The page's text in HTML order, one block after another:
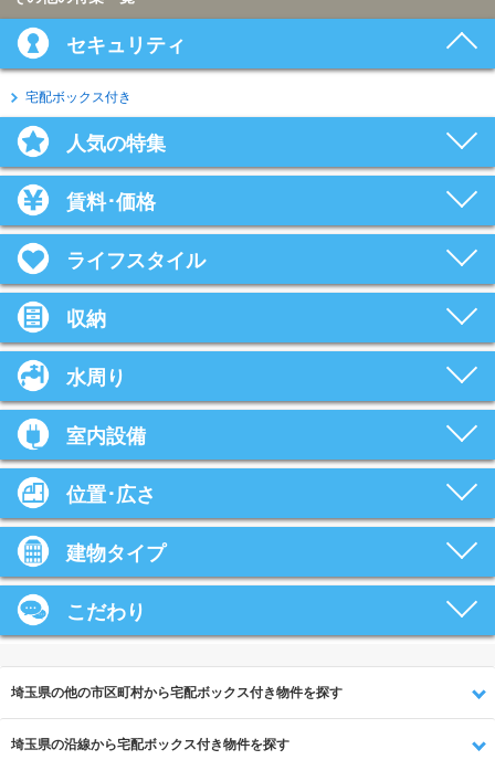
セキュリティ
宅配ボックス付き
人気の特集
賃料･価格
ライフスタイル
収納
水周り
室内設備
位置･広さ
建物タイプ
こだわり
埼玉県の他の市区町村から宅配ボックス付き物件を探す
埼玉県の沿線から宅配ボックス付き物件を探す